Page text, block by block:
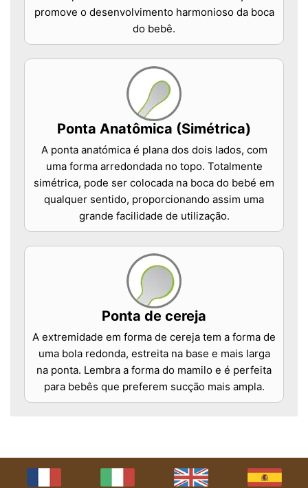
promove o desenvolvimento harmonioso da boca
do bebê.
Ponta Anatômica (Simétrica)
A ponta anatómica é plana dos dois lados, com
uma forma arredondada no topo. Totalmente
simétrica, pode ser colocada na boca do bebé em
qualquer sentido, proporcionando assim uma
grande facilidade de utilização.
Ponta de cereja
A extremidade em forma de cereja tem a forma de
uma bola redonda, estreita na base e mais larga
na ponta. Lembra a forma do mamilo e é perfeita
para bebês que preferem sucção mais ampla.